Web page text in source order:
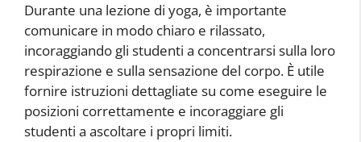
Durante una lezione di yoga, è importante
comunicare in modo chiaro e rilassato,
incoraggiando gli studenti a concentrarsi sulla loro
respirazione e sulla sensazione del corpo. È utile
fornire istruzioni dettagliate su come eseguire le
posizioni correttamente e incoraggiare gli
studenti a ascoltare i propri limiti.